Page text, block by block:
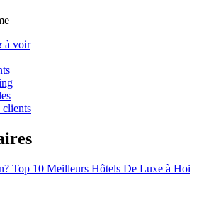
Hoi An 1 jour pour visiter les villages
des
15 à 25 EUR par personne. Ce
inclut la location d'un vélo ou d'un
frais d'entrée aux sites comme Cam
3 EUR/site), et les repas locaux. Si vous
guidée avec cours de cuisine, le
An peut grimper jusqu'à 45 EUR. C'est
et authentique.